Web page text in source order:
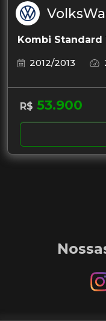
Kombi Standard
2012/2013
R$ 53.900